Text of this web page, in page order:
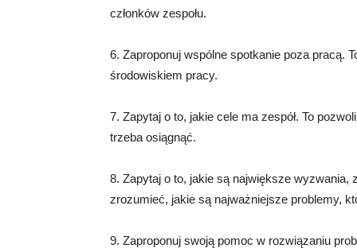
członków zespołu.
6. Zaproponuj wspólne spotkanie poza pracą.
środowiskiem pracy.
7. Zapytaj o to, jakie cele ma zespół. To
trzeba osiągnąć.
8. Zapytaj o to, jakie są największe wyzwania,
zrozumieć, jakie są najważniejsze problemy,
9. Zaproponuj swoją pomoc w rozwiązaniu